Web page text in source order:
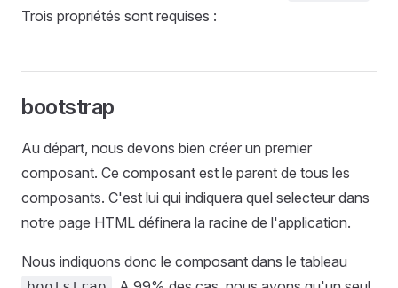
Trois propriétés sont requises :
bootstrap
Au départ, nous devons bien créer un premier
composant. Ce composant est le parent de tous les
composants. C'est lui qui indiquera quel selecteur dans
notre page HTML définera la racine de l'application.
Nous indiquons donc le composant dans le tableau